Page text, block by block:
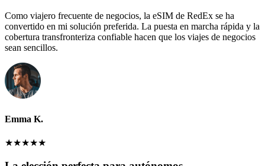
Como viajero frecuente de negocios, la eSIM de RedEx se ha
convertido en mi solución preferida. La puesta en marcha rápida y la
cobertura transfronteriza confiable hacen que los viajes de negocios
sean sencillos.
Emma K.
★★★★★